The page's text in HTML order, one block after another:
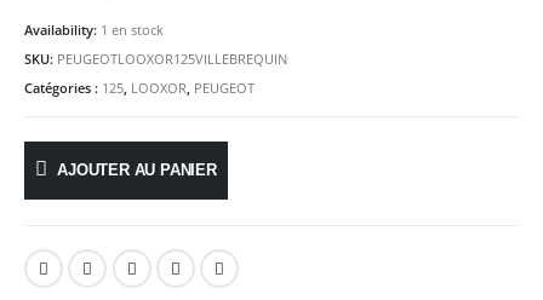
Availability: 1 en stock
SKU: PEUGEOTLOOXOR125VILLEBREQUIN
Catégories : 125 LOOXOR PEUGEOT
AJOUTER AU PANIER